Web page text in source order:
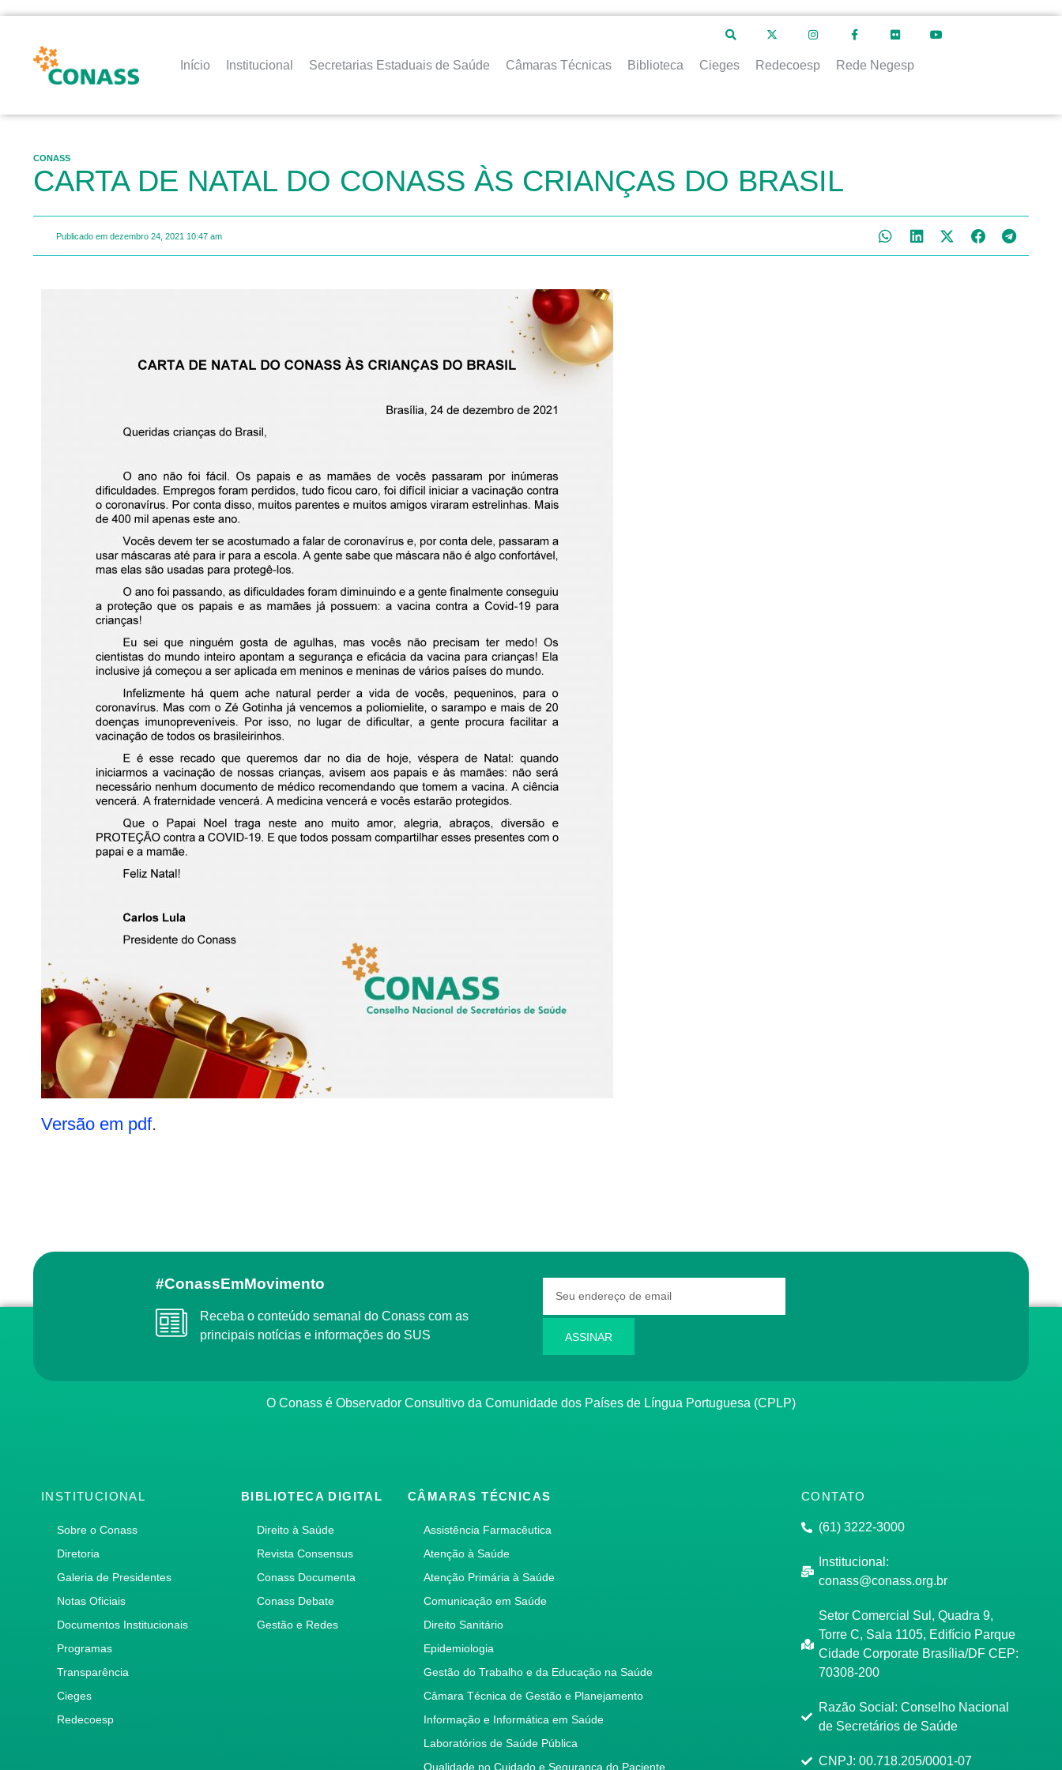
Início Institucional Secretarias Estaduais de Saúde Câmaras Técnicas Biblioteca Cieges Redecoesp Rede Negesp
CONASS
CARTA DE NATAL DO CONASS ÀS CRIANÇAS DO BRASIL
Publicado em dezembro 24, 2021 10:47 am
Versão em pdf.
#ConassEmMovimento
Receba o conteúdo semanal do Conass com as
principais notícias e informações do SUS
ASSINAR
O Conass é Observador Consultivo da Comunidade dos Países de Língua Portuguesa (CPLP)
INSTITUCIONAL
Sobre o Conass
Diretoria
Galeria de Presidentes
Notas Oficiais
Documentos Institucionais
Programas
Transparência
Cieges
Redecoesp
BIBLIOTECA DIGITAL
Direito à Saúde
Revista Consensus
Conass Documenta
Conass Debate
Gestão e Redes
CÂMARAS TÉCNICAS
Assistência Farmacêutica
Atenção à Saúde
Atenção Primária à Saúde
Comunicação em Saúde
Direito Sanitário
Epidemiologia
Gestão do Trabalho e da Educação na Saúde
Câmara Técnica de Gestão e Planejamento
Informação e Informática em Saúde
Laboratórios de Saúde Pública
Qualidade no Cuidado e Segurança do Paciente
CONTATO
(61) 3222-3000
Institucional:
conass@conass.org.br
Setor Comercial Sul, Quadra 9,
Torre C, Sala 1105, Edifício Parque
Cidade Corporate Brasília/DF CEP:
70308-200
Razão Social: Conselho Nacional
de Secretários de Saúde
CNPJ: 00.718.205/0001-07